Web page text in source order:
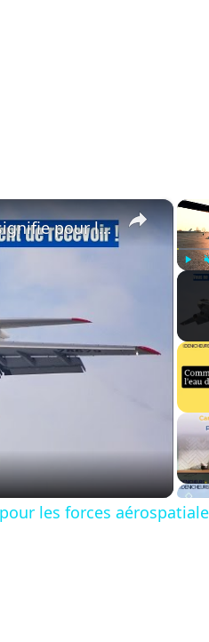
Play
×
Sixième Il-76MD-90A livré : Ce que cela signifie pour les forces aérospatiales russes !
les forces